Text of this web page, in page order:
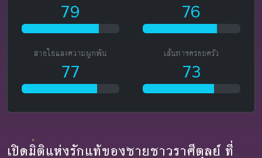
79 76
สายใยและความผูกพัน
77
เส้นทางครอบครัว
73
เปิดมิติแห่งรักแท้ของชายชาวราศีตุลย์ ที่